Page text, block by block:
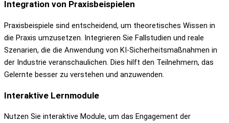
Integration von Praxisbeispielen
Praxisbeispiele sind entscheidend, um theoretisches Wissen in
die Praxis umzusetzen. Integrieren Sie Fallstudien und reale
Szenarien, die die Anwendung von KI-Sicherheitsmaßnahmen in
der Industrie veranschaulichen. Dies hilft den Teilnehmern, das
Gelernte besser zu verstehen und anzuwenden.
Interaktive Lernmodule
Nutzen Sie interaktive Module, um das Engagement der